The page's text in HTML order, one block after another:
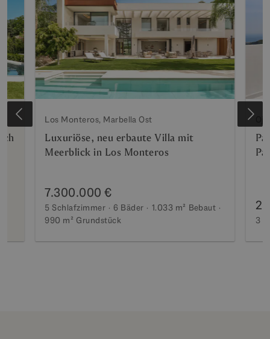
Los Monteros, Marbella Ost
Luxuriöse, neu erbaute Villa mit
Meerblick in Los Monteros
7.300.000 €
5 Schlafzimmer 6 Bäder 1.033 m² Bebaut
990 m² Grundstück 3